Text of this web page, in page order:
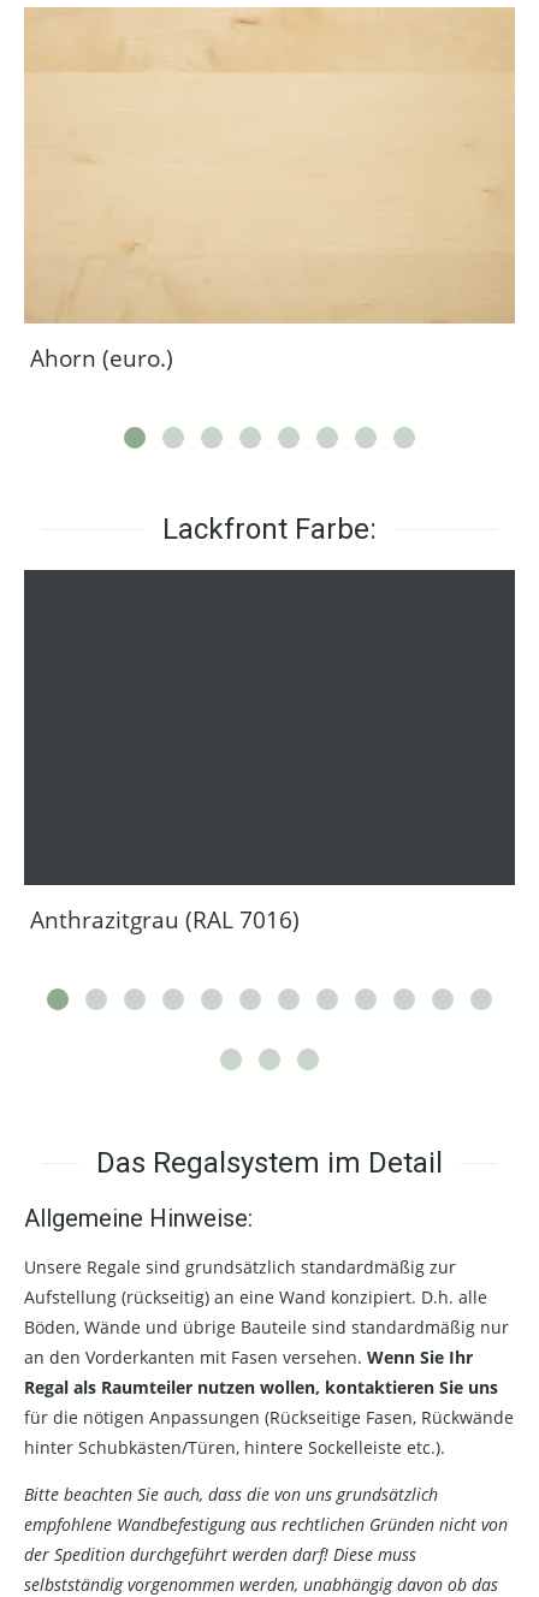
Ahorn (euro.)
Lackfront Farbe:
Anthrazitgrau (RAL 7016)
Das Regalsystem im Detail
Allgemeine Hinweise:
Unsere Regale sind grundsätzlich standardmäßig zur
Aufstellung (rückseitig) an eine Wand konzipiert. D.h. alle
Böden, Wände und übrige Bauteile sind standardmäßig nur
an den Vorderkanten mit Fasen versehen. Wenn Sie Ihr
Regal als Raumteiler nutzen wollen, kontaktieren Sie uns
für die nötigen Anpassungen (Rückseitige Fasen, Rückwände
hinter Schubkästen/Türen, hintere Sockelleiste etc.).
Bitte beachten Sie auch, dass die von uns grundsätzlich
empfohlene Wandbefestigung aus rechtlichen Gründen nicht von
der Spedition durchgeführt werden darf! Diese muss
selbstständig vorgenommen werden, unabhängig davon ob das